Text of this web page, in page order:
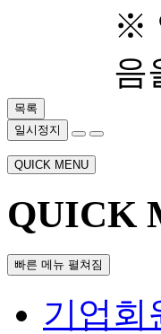
※
음
목록
일시정지
QUICK MENU
QUICK
빠른 메뉴 펼쳐짐
기업회